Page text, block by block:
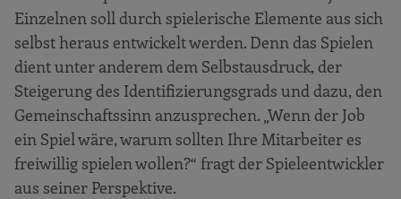
Einzelnen soll durch spielerische Elemente aus sich
selbst heraus entwickelt werden. Denn das Spielen
dient unter anderem dem Selbstausdruck, der
Steigerung des Identifizierungsgrads und dazu, den
Gemeinschaftssinn anzusprechen. „Wenn der Job
ein Spiel wäre, warum sollten Ihre Mitarbeiter es
freiwillig spielen wollen?“ fragt der Spieleentwickler
aus seiner Perspektive.